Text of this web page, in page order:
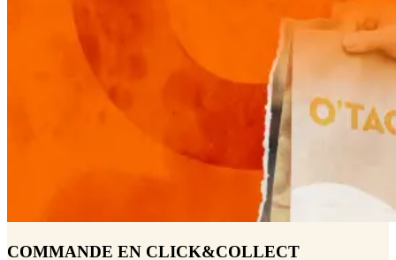
COMMANDE EN CLICK&COLLECT